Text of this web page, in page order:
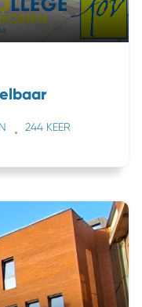
244 KEER